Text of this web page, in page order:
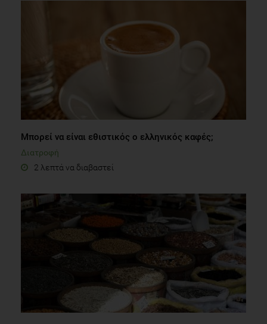
Μπορεί να είναι εθιστικός ο ελληνικός καφές;
Διατροφή
2 λεπτά να διαβαστεί